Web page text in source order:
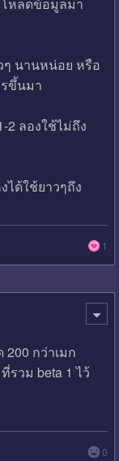
ๆ นานหน่อย หรือ
ขึ้นมา
2 ลองใช้ไม่ถึง
ด้ใช้ยาวๆถึง
1
กว่าเมก
วม beta 1 ไว้
0